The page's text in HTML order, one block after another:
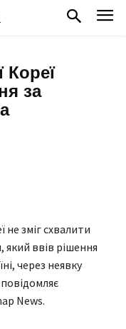
Кореї
за
не зміг схвалити
ввів рішення
через неявку
News.